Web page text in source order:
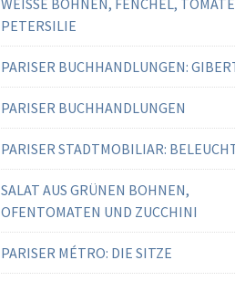
WEISSE BOHNEN, FENCHEL,
PETERSILIE
PARISER BUCHHANDLUNGEN:
PARISER BUCHHANDLUNGEN
PARISER STADTMOBILIAR:
SALAT AUS GRÜNEN BOHNEN,
OFENTOMATEN UND ZUCCHINI
PARISER MÉTRO: DIE SITZE